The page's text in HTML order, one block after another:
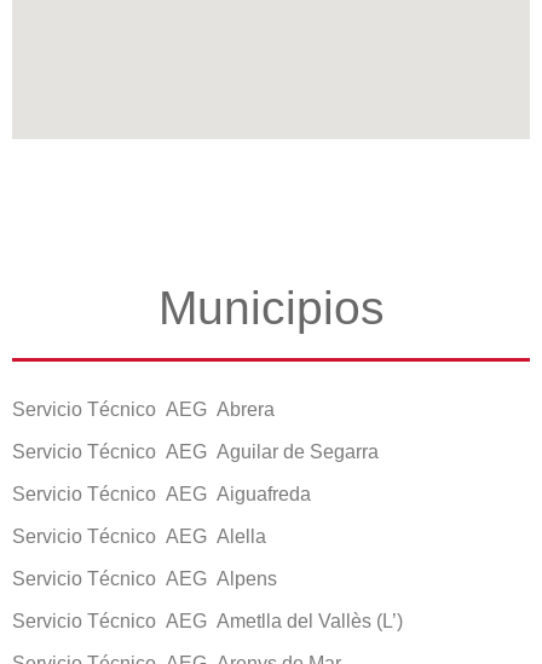
Municipios
Servicio Técnico AEG Abrera
Servicio Técnico AEG Aguilar de Segarra
Servicio Técnico AEG Aiguafreda
Servicio Técnico AEG Alella
Servicio Técnico AEG Alpens
Servicio Técnico AEG Ametlla del Vallès (L’)